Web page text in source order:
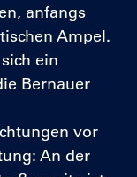
anfangs
Ampel.
ein
Bernauer
vor
An der